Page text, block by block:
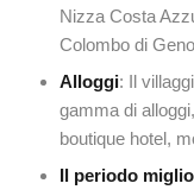
Nizza Costa
Colombo di
Alloggi: Il
gamma di
boutique hotel,
Il periodo